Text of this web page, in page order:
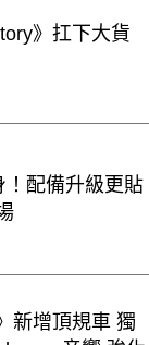
》扛下大貨
！配備升級更貼
新增頂規車 獨